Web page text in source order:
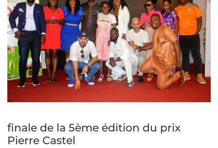
finale de la 5ème édition du prix
Pierre Castel